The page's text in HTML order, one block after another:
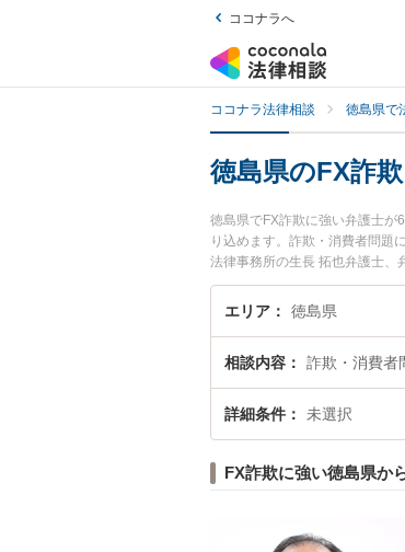
ココナラへ
ココナラ法律相談 徳島県で
徳島県のFX詐
徳島県でFX詐欺に強い弁護士が
り込めます。詐欺・消費者問題
法律事務所の生長 拓也弁護士、
生したFX詐欺のトラブルを今
の弁護士に相談予約したい』な
エリア 徳島県
相談内容 詐欺・消費者
詳細条件 未選択
FX詐欺に強い徳島県か